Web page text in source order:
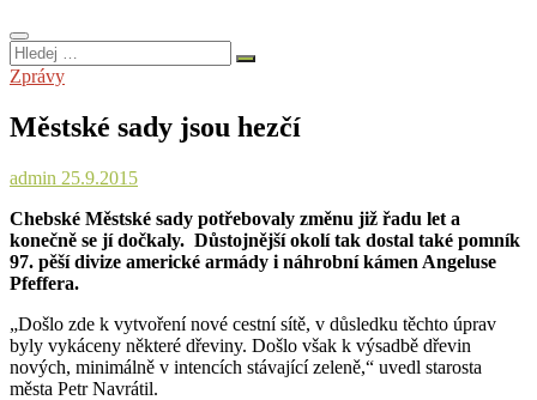
Hledej
…
Zprávy
Městské sady jsou hezčí
admin 25.9.2015
Chebské Městské sady potřebovaly změnu již řadu let a
konečně se jí dočkaly. Důstojnější okolí tak dostal také pomník
97. pěší divize americké armády i náhrobní kámen Angeluse
Pfeffera.
„Došlo zde k vytvoření nové cestní sítě, v důsledku těchto úprav
byly vykáceny některé dřeviny. Došlo však k výsadbě dřevin
nových, minimálně v intencích stávající zeleně,“ uvedl starosta
města Petr Navrátil.